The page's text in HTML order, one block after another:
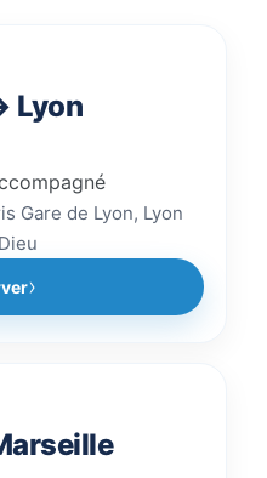
sécurisé.
Lyon
Gare de Lyon, Lyon